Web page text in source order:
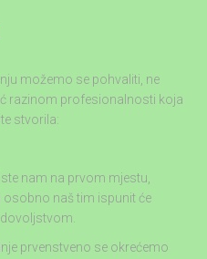
možemo se pohvaliti, ne
razinom profesionalnosti koja
stvorila:
ste nam na prvom mjestu,
naš tim ispunit će
prvenstveno se okrećemo